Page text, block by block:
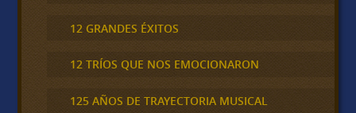
12 GRANDES ÉXITOS
12 TRÍOS QUE NOS EMOCIONARON
125 AÑOS DE TRAYECTORIA MUSICAL